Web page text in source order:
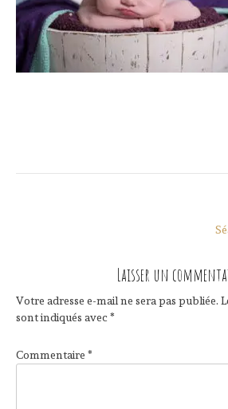
Laisser un
Votre adresse e-mail ne sera pas publiée.
sont indiqués avec *
Commentaire *